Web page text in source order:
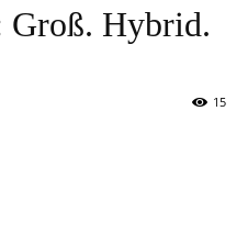
Groß. Hybrid.
15